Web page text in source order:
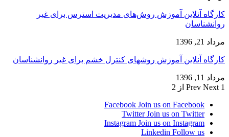
کارگاه آنلاین آموزش روش‌های مدیریت استرس برای غیر
روانشناسان
مرداد 21, 1396
کارگاه آنلاین آموزش روشهای کنترل خشم برای غیر روانشناسان
مرداد 11, 1396
Prev Next 1 از 2
Facebook Join us on Facebook
Twitter Join us on Twitter
Instagram Join us on Instagram
Linkedin Follow us